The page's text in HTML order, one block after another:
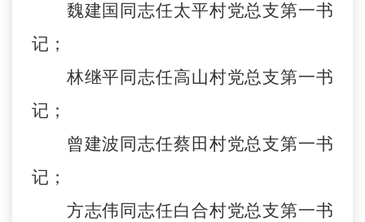
魏建国同志任太平村党总支第一书
记；
林继平同志任高山村党总支第一书
记；
曾建波同志任蔡田村党总支第一书
记；
方志伟同志任白合村党总支第一书